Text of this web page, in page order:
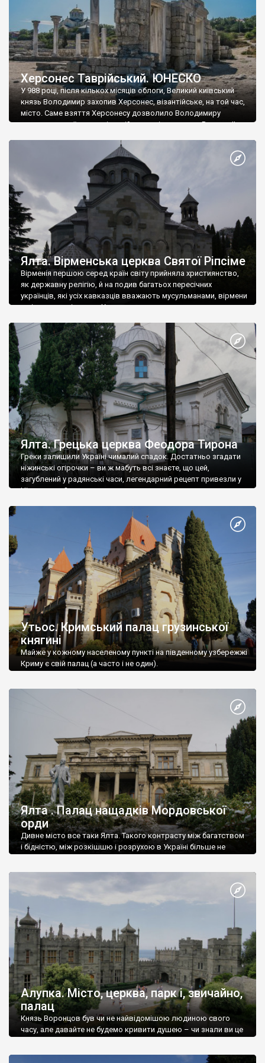
Херсонес Таврійський. ЮНЕСКО
У 988 році, після кількох місяців облоги, Великий київський
князь Володимир захопив Херсонес, візантійське, на той час,
місто. Саме взяття Херсонесу дозволило Володимиру
диктувати свої умови візантійському імператору Василю ІІ, та
Херсонесі Володимир-язичник, став Василем-християнином.
А потім було Хрещення Русі. На честь Херсонесу Таврійського
Ялта. Вірменська церква Святої Ріпсіме
Вірменія першою серед країн світу прийняла християнство,
як державну релігію, й на подив багатьох пересічних
українців, які усіх кавказців вважають мусульманами, вірмени
є відданими вірянами Христа
Ялта. Грецька церква Феодора Тирона
Греки залишили Україні чималий спадок. Достатньо згадати
ніжинські огірочки – ви ж мабуть всі знаєте, що цей,
загублений у радянські часи, легендарний рецепт привезли у
Ніжин греки?
Утьос. Кримський палац грузинської
княгині
Майже у кожному населеному пункті на південному узбережжі
Криму є свій палац (а часто і не один).
Ялта . Палац нащадків Мордовської
орди
Дивне місто все таки Ялта. Такого контрасту між багатством
і бідністю, між розкішшю і розрухою в Україні більше не
Алупка. Місто, церква, парк і, звичайно,
палац
Князь Воронцов був чи не найвідомішою людиною свого
часу, але давайте не будемо кривити душею – чи знали ви це